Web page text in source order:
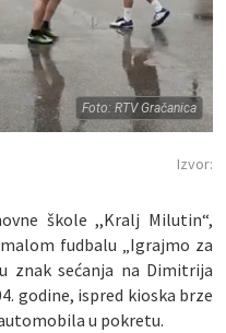
Foto: RTV Gračanica
Izvor:
škole ,,Kralj Milutin“,
fudbalu „Igrajmo za
znak sećanja na Dimitrija
godine, ispred kioska brze
u pokretu.